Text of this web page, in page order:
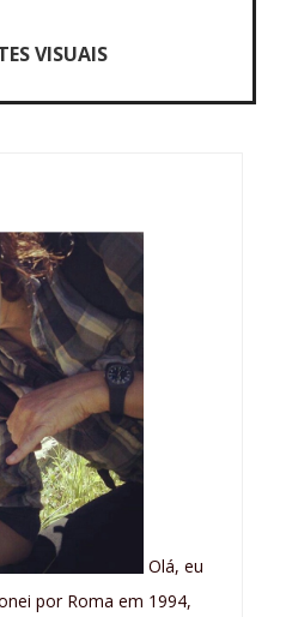
VISUAIS
Olá, eu
por Roma em 1994,